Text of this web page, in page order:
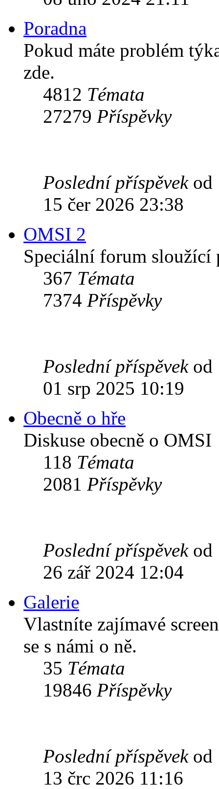
Poradna
Pokud máte problém
zde.
4812 Témata
27279 Příspěvky
Poslední příspěvekod
15 čer 2026 23:38
OMSI 2
Speciální forum sloužící
367 Témata
7374 Příspěvky
Poslední příspěvekod
01 srp 2025 10:19
Obecně o hře
Diskuse obecně o OMSI
118 Témata
2081 Příspěvky
Poslední příspěvekod
26 zář 2024 12:04
Galerie
Vlastníte zajímavé
se s námi o ně.
35 Témata
19846 Příspěvky
Poslední příspěvekod
13 črc 2026 11:16